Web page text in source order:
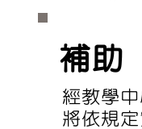
補助
經教學
將依規定